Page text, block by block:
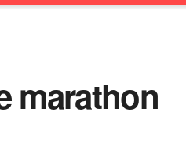
marathon